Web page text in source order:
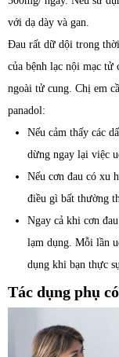
với dạ dày và gan.
Đau rất dữ dội trong
của bệnh lạc nội mạc
ngoài tử cung. Chị em
panadol:
Nếu cảm thấy các
dừng ngay lại việc
Nếu cơn đau có xu
điều gì bất thường
Ngay cả khi cơn
lạm dụng. Mỗi lần
dụng khi bạn thực
Tác dụng phụ